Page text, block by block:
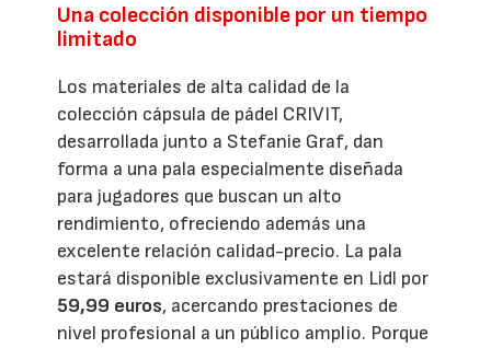
Una colección disponible por un tiempo
limitado
Los materiales de alta calidad de la
colección cápsula de pádel CRIVIT,
desarrollada junto a Stefanie Graf, dan
forma a una pala especialmente diseñada
para jugadores que buscan un alto
rendimiento, ofreciendo además una
excelente relación calidad-precio. La pala
estará disponible exclusivamente en Lidl por
59,99 euros, acercando prestaciones de
nivel profesional a un público amplio. Porque